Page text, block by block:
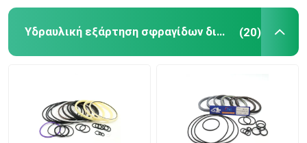
Μέρη μηχανών υδραυλικών αντλιών
Ανταλλακτικά εκσκαφέων
Υδραυλική εξάρτηση σφραγίδων διακοπτών (20)